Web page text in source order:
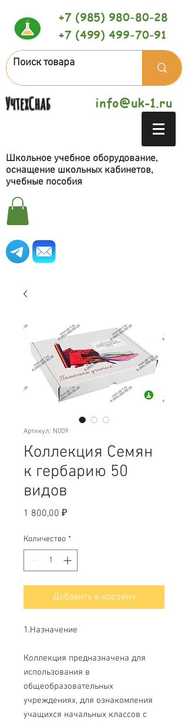
+7 (985) 980-80-28
+7 (499) 499-70-91
УчтехСнаб info@uk-1.ru
Школьное учебное оборудование,
оснащение школьных кабинетов,
учебные пособия
Артикул: N009
Коллекция Семян
к гербарию 50
видов
1 800,00 ₽Цена
Количество *
Добавить в корзину
1.Назначение
Коллекция предназначена для
использования в
общеобразовательных
учреждениях, для ознакомления
учащихся начальных классов с